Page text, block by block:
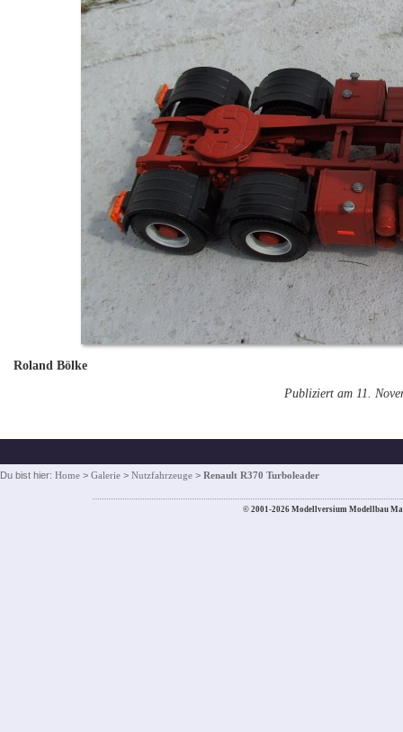
Roland Bölke
Publiziert am 11.
Du bist hier: Home > Galerie > Nutzfahrzeuge > Renault R370 Turboleader
© 2001-2026 Modellversium Modellbau